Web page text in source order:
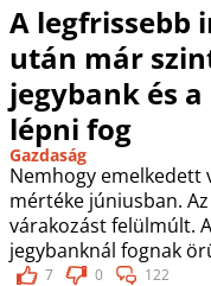
A legfrissebb
után már
jegybank és
lépni fog
Gazdaság
Nemhogy emelkedett
mértéke júniusban.
várakozást felülmúlt.
jegybanknál fognak
7 0 122